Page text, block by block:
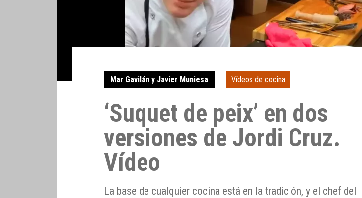
Mar Gavilán y Javier Muniesa Vídeos de cocina
‘Suquet de peix’ en dos
versiones de Jordi Cruz.
Vídeo
La base de cualquier cocina está en la tradición, y el chef del